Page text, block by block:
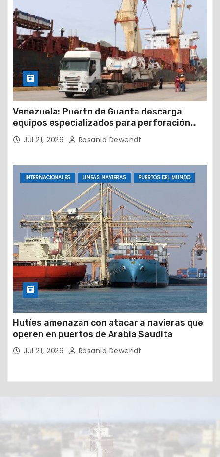
Venezuela: Puerto de Guanta descarga
equipos especializados para perforación
petrolera
Jul 21, 2026 Rosanid Dewendt
INTERNACIONALES LINEAS NAVIERAS PUERTOS DEL MUNDO
Hutíes amenazan con atacar a navieras que
operen en puertos de Arabia Saudita
Jul 21, 2026 Rosanid Dewendt